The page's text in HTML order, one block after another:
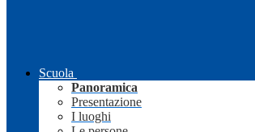
Scuola
Panoramica
Presentazione
I luoghi